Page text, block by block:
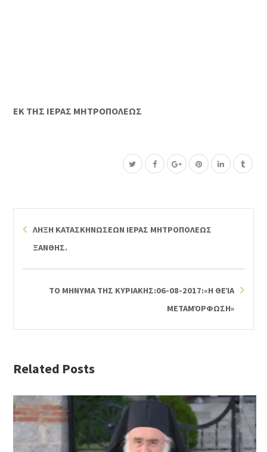
ΕΚ ΤΗΣ ΙΕΡΑΣ ΜΗΤΡΟΠΟΛΕΩΣ
ΛΗΞΗ ΚΑΤΑΣΚΗΝΩΣΕΩΝ ΙΕΡΑΣ ΜΗΤΡΟΠΟΛΕΩΣ
ΞΑΝΘΗΣ.
ΤΟ ΜΗΝΥΜΑ ΤΗΣ ΚΥΡΙΑΚΗΣ:06-08-2017:«Η ΘΕΊΑ
ΜΕΤΑΜΌΡΦΩΣΗ»
Related Posts